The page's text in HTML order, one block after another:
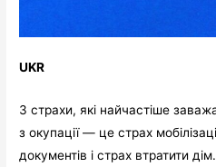
UKR
3 страхи, які найчастіше
з окупації — це страх
документів і страх втратити дім.